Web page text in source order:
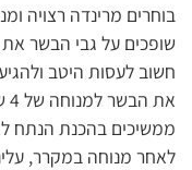
בוחרים מרינדה רצויה
שופכים על גבי הבשר
חשוב לעסות היטב
את הבשר למנוחה של 4 שעות עד לילה במקרר.
ממשיכים בהכנת הנתח
לאחר מנוחה במקרר,